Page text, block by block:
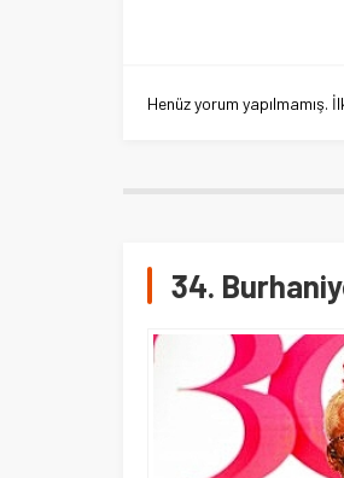
Henüz yorum yapılmamış.
34.